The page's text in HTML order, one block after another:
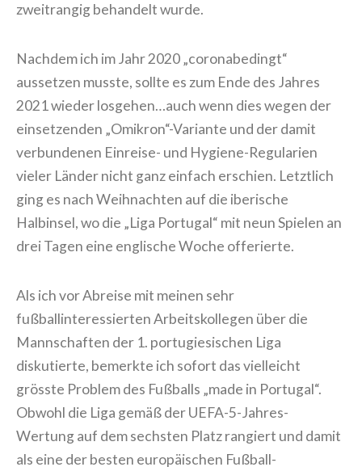
zweitrangig behandelt wurde.
Nachdem ich im Jahr 2020 „coronabedingt“
aussetzen musste, sollte es zum Ende des Jahres
2021 wieder losgehen…auch wenn dies wegen der
einsetzenden „Omikron“-Variante und der damit
verbundenen Einreise- und Hygiene-Regularien
vieler Länder nicht ganz einfach erschien. Letztlich
ging es nach Weihnachten auf die iberische
Halbinsel, wo die „Liga Portugal“ mit neun Spielen an
drei Tagen eine englische Woche offerierte.
Als ich vor Abreise mit meinen sehr
fußballinteressierten Arbeitskollegen über die
Mannschaften der 1. portugiesischen Liga
diskutierte, bemerkte ich sofort das vielleicht
grösste Problem des Fußballs „made in Portugal“.
Obwohl die Liga gemäß der UEFA-5-Jahres-
Wertung auf dem sechsten Platz rangiert und damit
als eine der besten europäischen Fußball-